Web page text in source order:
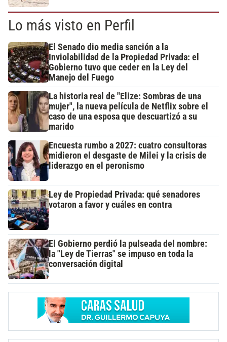
Lo más visto en Perfil
El Senado dio media sanción a la
Inviolabilidad de la Propiedad Privada: el
Gobierno tuvo que ceder en la Ley del
Manejo del Fuego
La historia real de "Elize: Sombras de una
mujer", la nueva película de Netflix sobre el
caso de una esposa que descuartizó a su
marido
Encuesta rumbo a 2027: cuatro consultoras
midieron el desgaste de Milei y la crisis de
liderazgo en el peronismo
Ley de Propiedad Privada: qué senadores
votaron a favor y cuáles en contra
El Gobierno perdió la pulseada del nombre:
la "Ley de Tierras" se impuso en toda la
conversación digital